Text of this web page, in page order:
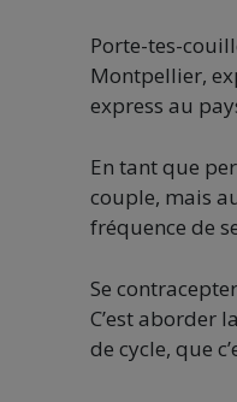
Porte-tes-
Montpellier,
express au
En tant que
couple, mais
fréquence de
Se
C’est aborder
de cycle, que